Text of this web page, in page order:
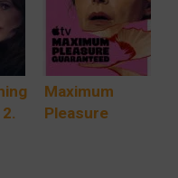
Maximum
Pleasure